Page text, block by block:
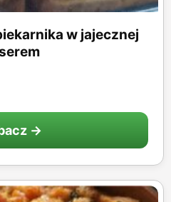
w jajecznej
→